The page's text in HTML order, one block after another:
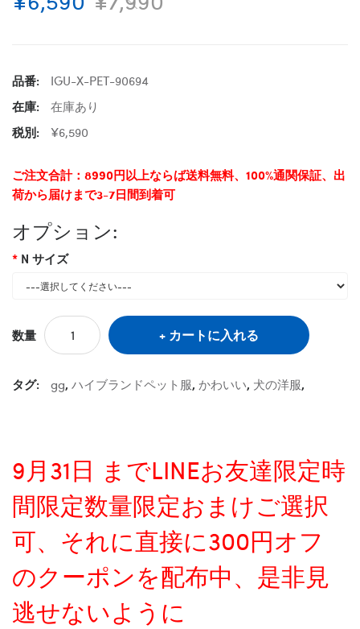
品番:
IGU-X-PET-90694
在庫:
在庫あり
税別:
¥6,590
ご注文合計：8990円以上ならば送料無料、100%通関保証、出
荷から届けまで3-7日間到着可
オプション:
N サイズ
数量 カートに入れる
タグ: gg, ハイブランドペット服, かわいい, 犬の洋服,
9月31日 までLINEお友達限定時
間限定数量限定おまけご選択
可、それに直接に300円オフ
のクーポンを配布中、是非見
逃せないように